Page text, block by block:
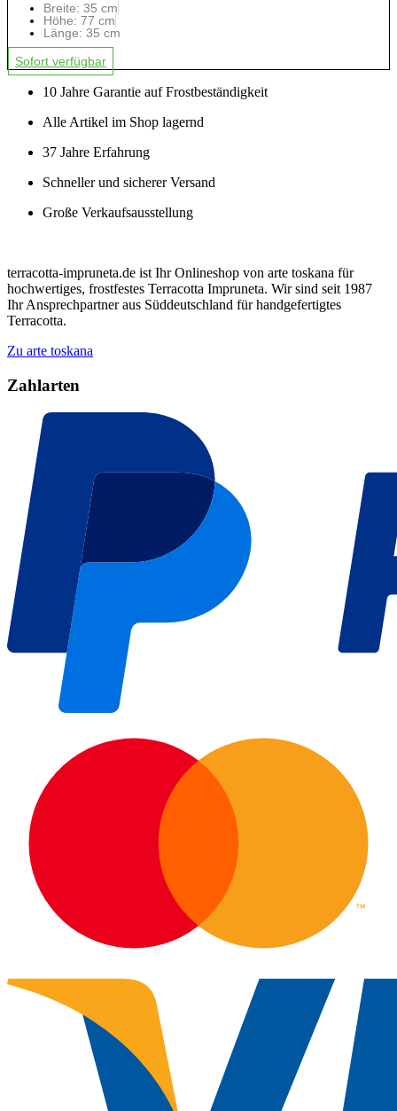
Breite: 35 cm
Höhe: 77 cm
Länge: 35 cm
Sofort verfügbar
10 Jahre Garantie auf Frostbeständigkeit
Alle Artikel im Shop lagernd
37 Jahre Erfahrung
Schneller und sicherer Versand
Große Verkaufsausstellung
terracotta-impruneta.de ist Ihr Onlineshop von arte toskana für
hochwertiges, frostfestes Terracotta Impruneta. Wir sind seit 1987
Ihr Ansprechpartner aus Süddeutschland für handgefertigtes
Terracotta.
Zu arte toskana
Zahlarten